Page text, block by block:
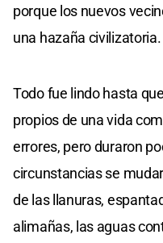
porque los nuevos
una hazaña civilizatoria.
Todo fue lindo hasta
propios de una vida
errores, pero duraron
circunstancias se
de las llanuras,
alimañas, las aguas